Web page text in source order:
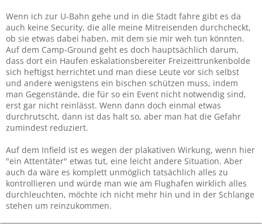
Wenn ich zur U-Bahn gehe und in die Stadt fahre gibt es da
auch keine Security, die alle meine Mitreisenden durchcheckt,
ob sie etwas dabei haben, mit dem sie mir weh tun könnten.
Auf dem Camp-Ground geht es doch hauptsächlich darum,
dass dort ein Haufen eskalationsbereiter Freizeittrunkenbolde
sich heftigst herrichtet und man diese Leute vor sich selbst
und andere wenigstens ein bischen schützen muss, indem
man Gegenstände, die für so ein Event nicht notwendig sind,
erst gar nicht reinlässt. Wenn dann doch einmal etwas
durchrutscht, dann ist das halt so, aber man hat die Gefahr
zumindest reduziert.
Auf dem Infield ist es wegen der plakativen Wirkung, wenn hier
"ein Attentäter" etwas tut, eine leicht andere Situation. Aber
auch da wäre es komplett unmöglich tatsächlich alles zu
kontrollieren und würde man wie am Flughafen wirklich alles
durchleuchten, möchte ich nicht mehr hin und in der Schlange
stehen um reinzukommen.